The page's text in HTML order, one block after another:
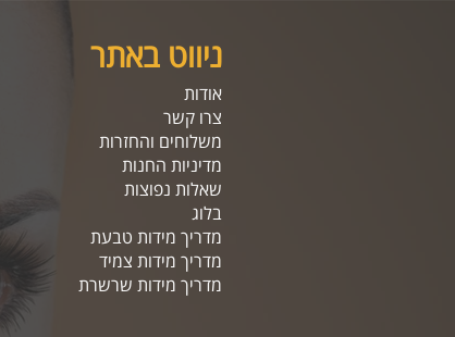
ניווט באתר
אודות
צרו קשר
משלוחים והחזרות
מדיניות החנות
שאלות נפוצות
בלוג
מדריך מידות טבעת
מדריך מידות צמיד
מדריך מידות שרשרת